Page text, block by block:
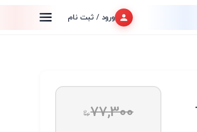
ورود / ثبت نام
77,300